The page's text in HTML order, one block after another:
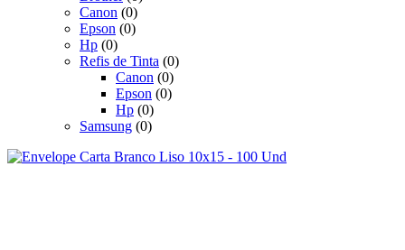
Canon (0)
Epson (0)
Hp (0)
Refis de Tinta (0)
Canon (0)
Epson (0)
Hp (0)
Samsung (0)